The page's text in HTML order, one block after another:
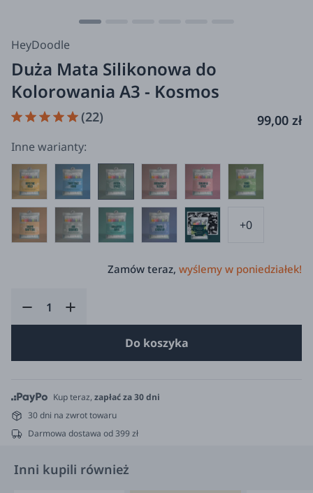
HeyDoodle
Duża Mata Silikonowa do
Kolorowania A3 - Kosmos
(22) 99,00 zł
Inne warianty:
+0
Zamów teraz, wyślemy w poniedziałek!
Do koszyka
Kup teraz, zapłać za 30 dni
30 dni na zwrot towaru
Darmowa dostawa od 399 zł
Inni kupili również